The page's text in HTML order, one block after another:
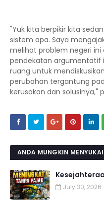
"Yuk kita berpikir kita
sistem apa. Saya
melihat problem negeri ini
pendekatan argumentatif
ruang untuk
perubahan tergantung
kerusakan dan solusinya,"
ANDA MUNGKIN
July 30, 2026